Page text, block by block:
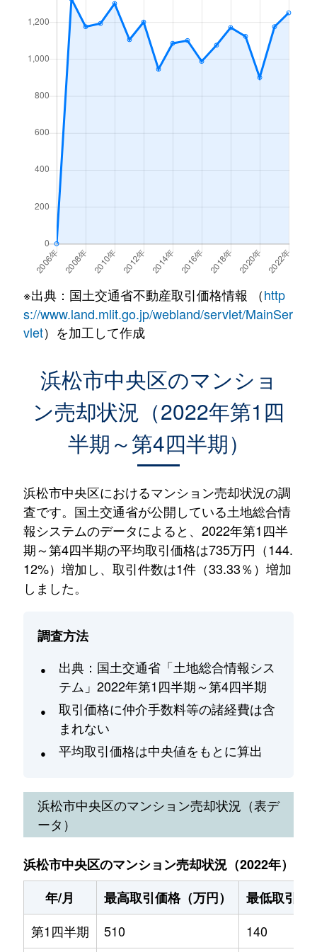
※出典：国土交通省不動産取引価格情報 （http
s://www.land.mlit.go.jp/webland/servlet/MainSer
vlet）を加工して作成
浜松市中央区のマンショ
ン売却状況（2022年第1四
半期～第4四半期）
浜松市中央区におけるマンション売却状況の調
査です。国土交通省が公開している土地総合情
報システムのデータによると、2022年第1四半
期～第4四半期の平均取引価格は735万円（144.
12%）増加し、取引件数は1件（33.33％）増加
しました。
調査方法
出典：国土交通省「土地総合情報シス
テム」2022年第1四半期～第4四半期
取引価格に仲介手数料等の諸経費は含
まれない
平均取引価格は中央値をもとに算出
浜松市中央区のマンション売却状況（表デ
ータ）
浜松市中央区のマンション売却状況（2022年）
年/月
最高取引価格（万円）
最低取引価
第1四半期
510 140